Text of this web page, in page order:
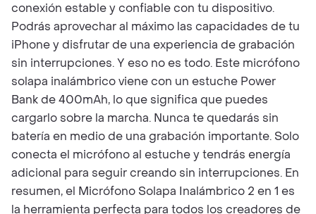
conexión estable y confiable con tu dispositivo.
Podrás aprovechar al máximo las capacidades de tu
iPhone y disfrutar de una experiencia de grabación
sin interrupciones. Y eso no es todo. Este micrófono
solapa inalámbrico viene con un estuche Power
Bank de 400mAh, lo que significa que puedes
cargarlo sobre la marcha. Nunca te quedarás sin
batería en medio de una grabación importante. Solo
conecta el micrófono al estuche y tendrás energía
adicional para seguir creando sin interrupciones. En
resumen, el Micrófono Solapa Inalámbrico 2 en 1 es
la herramienta perfecta para todos los creadores de